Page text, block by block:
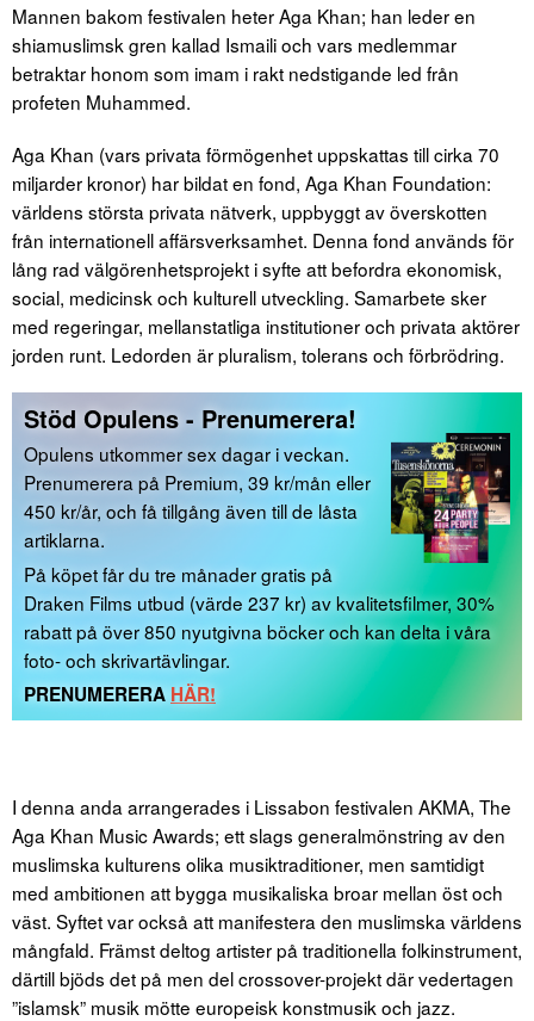
Mannen bakom festivalen heter Aga Khan; han leder en
shiamuslimsk gren kallad Ismaili och vars medlemmar
betraktar honom som imam i rakt nedstigande led från
profeten Muhammed.
Aga Khan (vars privata förmögenhet uppskattas till cirka 70
miljarder kronor) har bildat en fond, Aga Khan Foundation:
världens största privata nätverk, uppbyggt av överskotten
från internationell affärsverksamhet. Denna fond används för
lång rad välgörenhetsprojekt i syfte att befordra ekonomisk,
social, medicinsk och kulturell utveckling. Samarbete sker
med regeringar, mellanstatliga institutioner och privata aktörer
jorden runt. Ledorden är pluralism, tolerans och förbrödring.
Stöd Opulens - Prenumerera!
Opulens utkommer sex dagar i veckan.
Prenumerera på Premium, 39 kr/mån eller
450 kr/år, och få tillgång även till de låsta
artiklarna.
På köpet får du tre månader gratis på
Draken Films utbud (värde 237 kr) av kvalitetsfilmer, 30%
rabatt på över 850 nyutgivna böcker och kan delta i våra
foto- och skrivartävlingar.
PRENUMERERA HÄR!
I denna anda arrangerades i Lissabon festivalen AKMA, The
Aga Khan Music Awards; ett slags generalmönstring av den
muslimska kulturens olika musiktraditioner, men samtidigt
med ambitionen att bygga musikaliska broar mellan öst och
väst. Syftet var också att manifestera den muslimska världens
mångfald. Främst deltog artister på traditionella folkinstrument,
därtill bjöds det på men del crossover-projekt där vedertagen
”islamsk” musik mötte europeisk konstmusik och jazz.